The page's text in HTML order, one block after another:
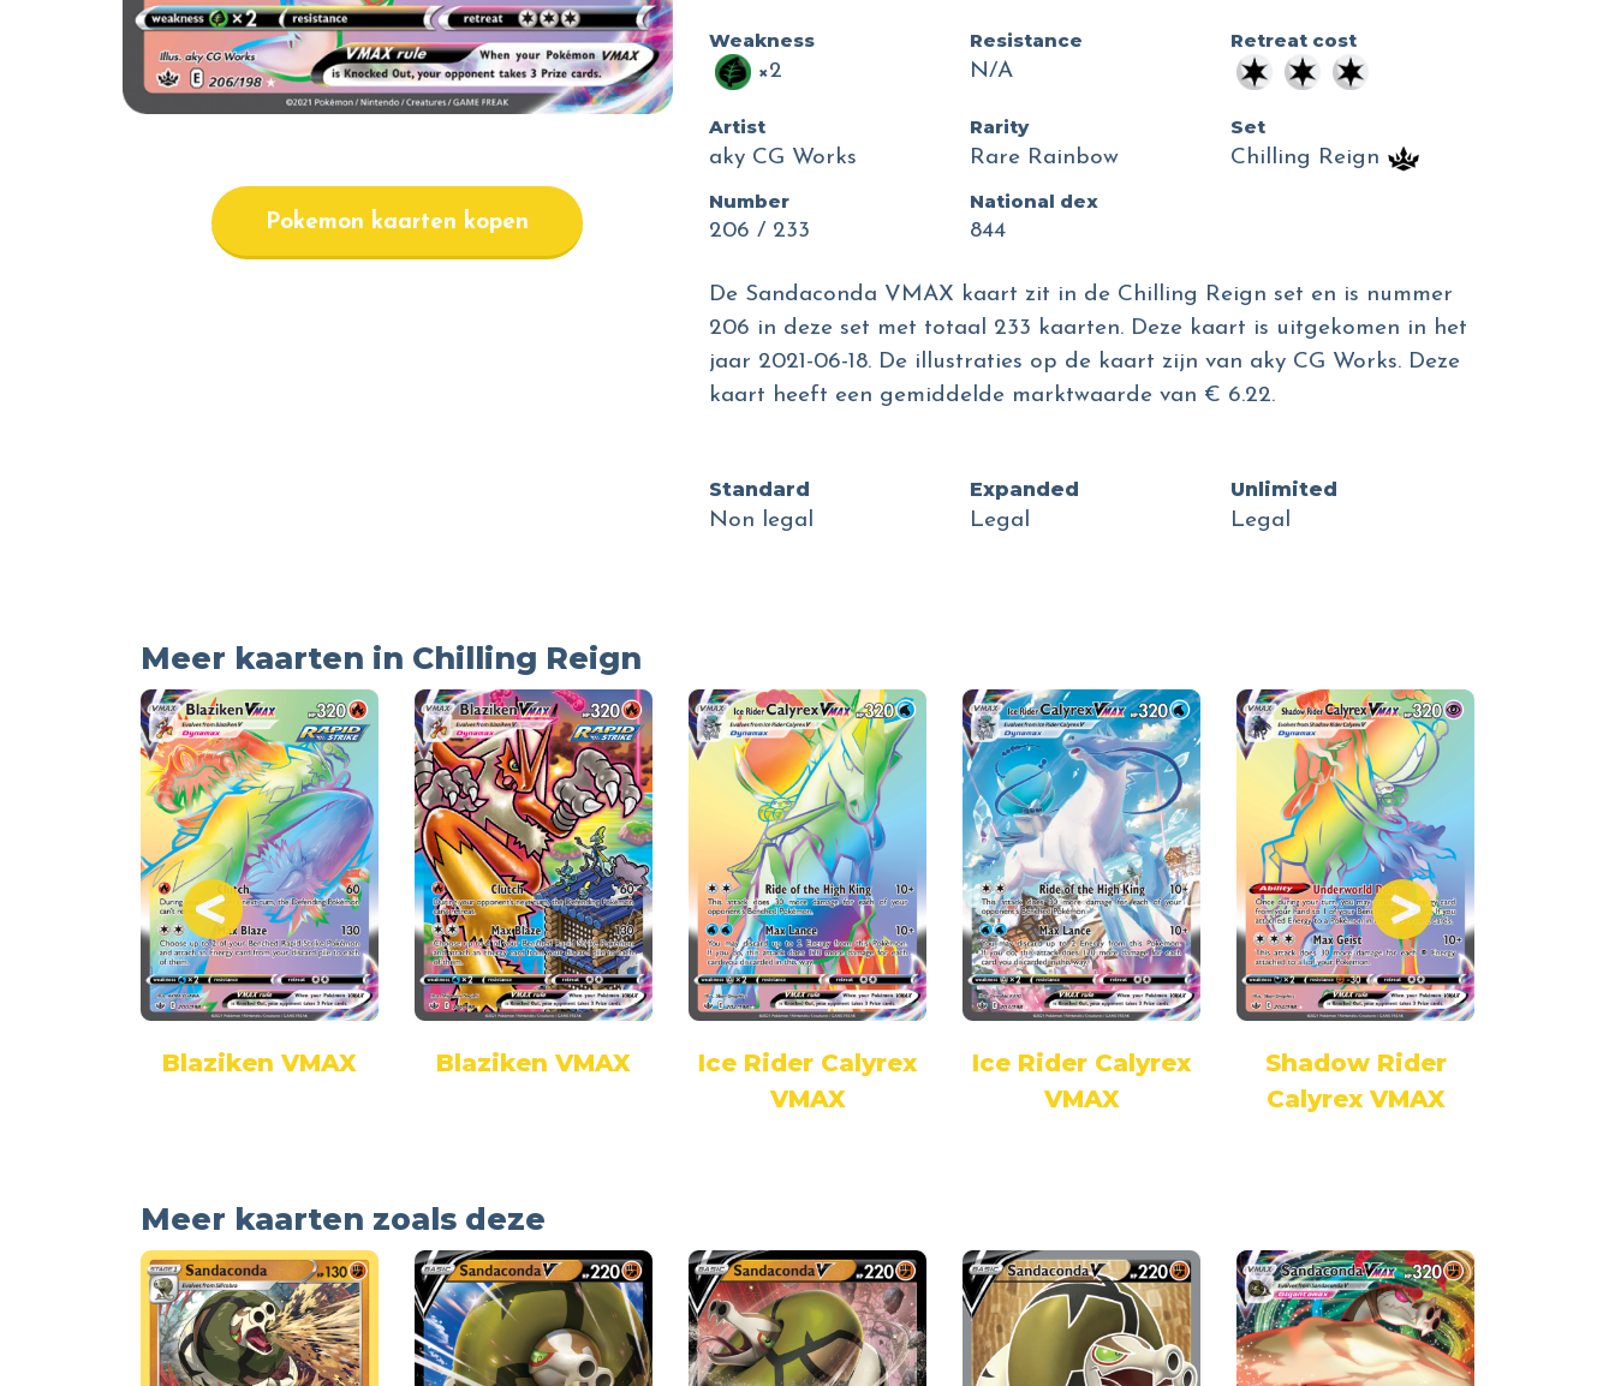
Pokemon kaarten kopen
Weakness
×2
Resistance
N/A
Retreat cost
Artist
aky CG Works
Rarity
Rare Rainbow
Set
Chilling Reign
Number
206 / 233
National dex
844
De Sandaconda VMAX kaart zit in de Chilling Reign set en is nummer
206 in deze set met totaal 233 kaarten. Deze kaart is uitgekomen in het
jaar 2021-06-18. De illustraties op de kaart zijn van aky CG Works. Deze
kaart heeft een gemiddelde marktwaarde van € 6.22.
Standard
Non legal
Expanded
Legal
Unlimited
Legal
Meer kaarten in Chilling Reign
Blaziken VMAX Blaziken VMAX
Ice Rider Calyrex
VMAX
Ice Rider Calyrex
VMAX
Shadow Rider
Calyrex VMAX
Meer kaarten zoals deze